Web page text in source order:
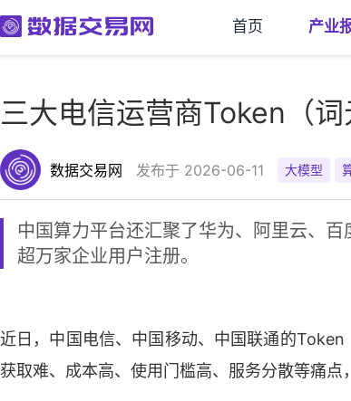
首页 产业
三大电信运营商Token（
数据交易网 发布于 2026-06-11 大模型
中国算力平台还汇聚了华为、阿里云、
超万家企业用户注册。
近日，中国电信、中国移动、中国联通的
获取难、成本高、使用门槛高、服务分散等痛点